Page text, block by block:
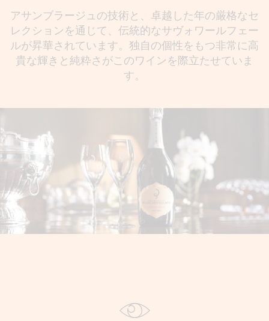
アサンブラージュの技術と、卓越した年の厳格なセ
レクションを通じて、伝統的なサヴォワールフェー
ルが昇華されています。独自の個性をもつ非常に高
貴な輝きと純粋さがこのワインを際立たせていま
す。